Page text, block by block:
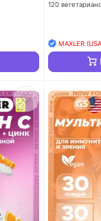
120
MAXLER